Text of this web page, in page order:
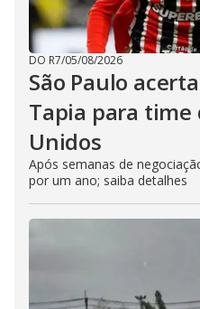
DO R7/05/08/2026
São Paulo
Tapia para time
Unidos
Após semanas de
por um ano; saiba detalhes